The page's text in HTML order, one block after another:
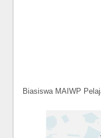
Biasiswa MAIWP